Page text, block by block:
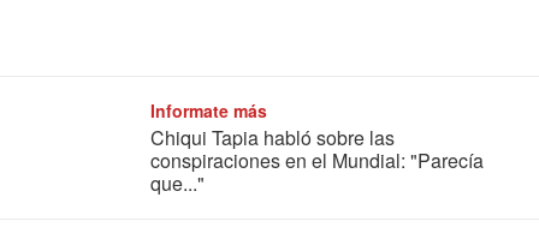
Informate más
Chiqui Tapia habló sobre las
conspiraciones en el Mundial: "Parecía
que..."